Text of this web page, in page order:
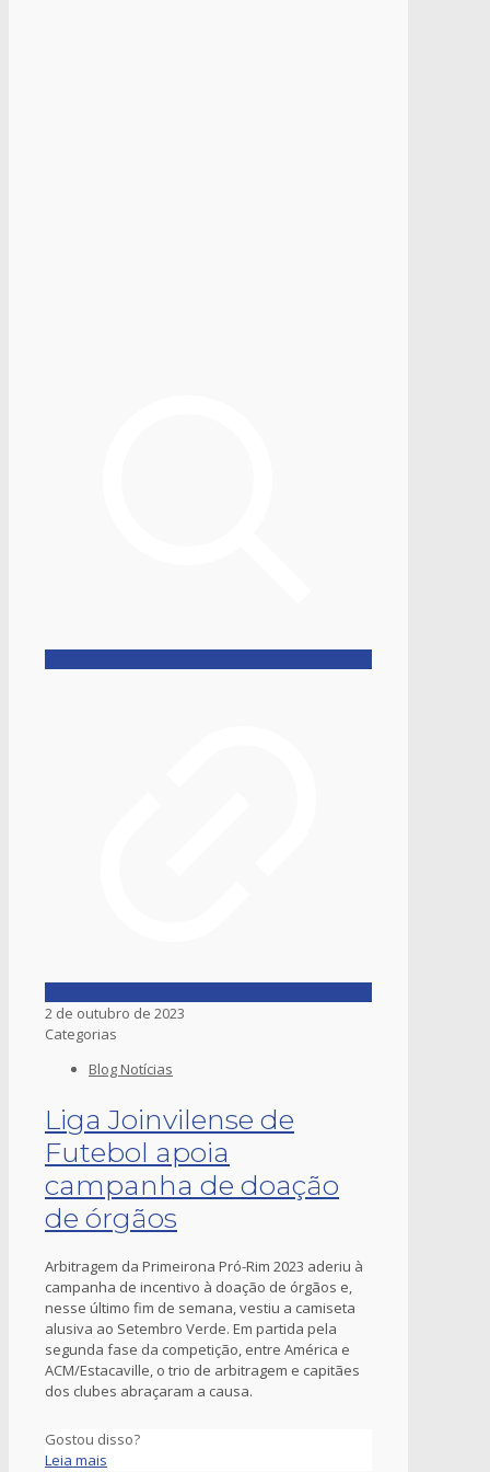
2 de outubro de 2023
Categorias
Blog Notícias
Liga Joinvilense de
Futebol apoia
campanha de doação
de órgãos
Arbitragem da Primeirona Pró-Rim 2023 aderiu à
campanha de incentivo à doação de órgãos e,
nesse último fim de semana, vestiu a camiseta
alusiva ao Setembro Verde. Em partida pela
segunda fase da competição, entre América e
ACM/Estacaville, o trio de arbitragem e capitães
dos clubes abraçaram a causa.
Gostou disso?
Leia mais